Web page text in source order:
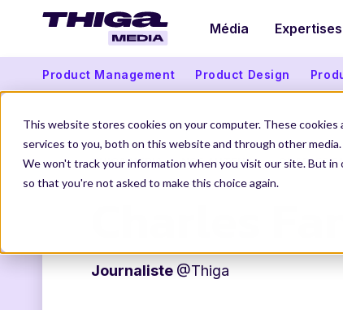
This website stores cookies on your computer. These
services to you, both on this website and through other
We won't track your information when you visit our site. But
so that you're not asked to make this choice again.
Média Expertises
Product Management Product Design
THIGA MEDIA NOS AUTEURS CHARLES
Journaliste @Thiga